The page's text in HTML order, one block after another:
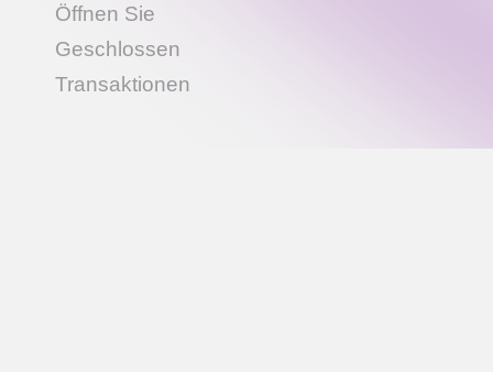
Öffnen Sie
Geschlossen
Transaktionen